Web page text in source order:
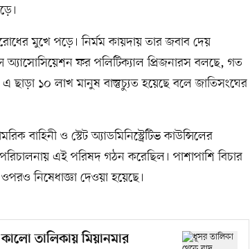
মুখে পড়ে। নির্মম কায়দায় তার জবাব দেয়
অ্যাসোসিয়েশন ফর পলিটিক্যাল প্রিজনারস বলছে, গত
১০ লাখ মানুষ বাস্তুচ্যুত হয়েছে বলে জাতিসংঘের
বাহিনী ও স্টেট অ্যাডমিনিস্ট্রেটিভ কাউন্সিলের
এই পরিষদ গঠন করেছিল। পাশাপাশি বিচার
ওপরও নিষেধাজ্ঞা দেওয়া হয়েছে।
তালিকায় মিয়ানমার